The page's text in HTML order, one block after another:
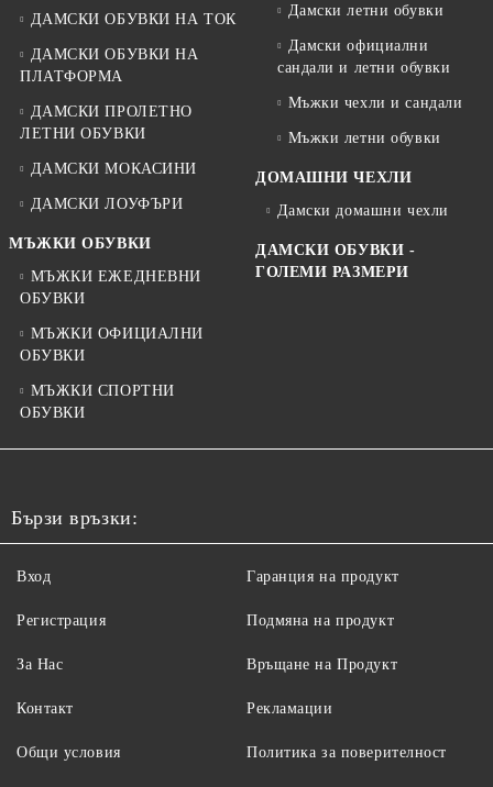
ДАМСКИ ОБУВКИ НА ТОК
ДАМСКИ ОБУВКИ НА
ПЛАТФОРМА
ДАМСКИ ПРОЛЕТНО
ЛЕТНИ ОБУВКИ
ДАМСКИ МОКАСИНИ
ДАМСКИ ЛОУФЪРИ
МЪЖКИ ОБУВКИ
МЪЖКИ ЕЖЕДНЕВНИ
ОБУВКИ
МЪЖКИ ОФИЦИАЛНИ
ОБУВКИ
МЪЖКИ СПОРТНИ
ОБУВКИ
Дамски летни обувки
Дамски официални
сандали и летни обувки
Мъжки чехли и сандали
Мъжки летни обувки
ДОМАШНИ ЧЕХЛИ
Дамски домашни чехли
ДАМСКИ ОБУВКИ -
ГОЛЕМИ РАЗМЕРИ
Бързи връзки:
Вход
Регистрация
За Нас
Контакт
Общи условия
Гаранция на продукт
Подмяна на продукт
Връщане на Продукт
Рекламации
Политика за поверителност